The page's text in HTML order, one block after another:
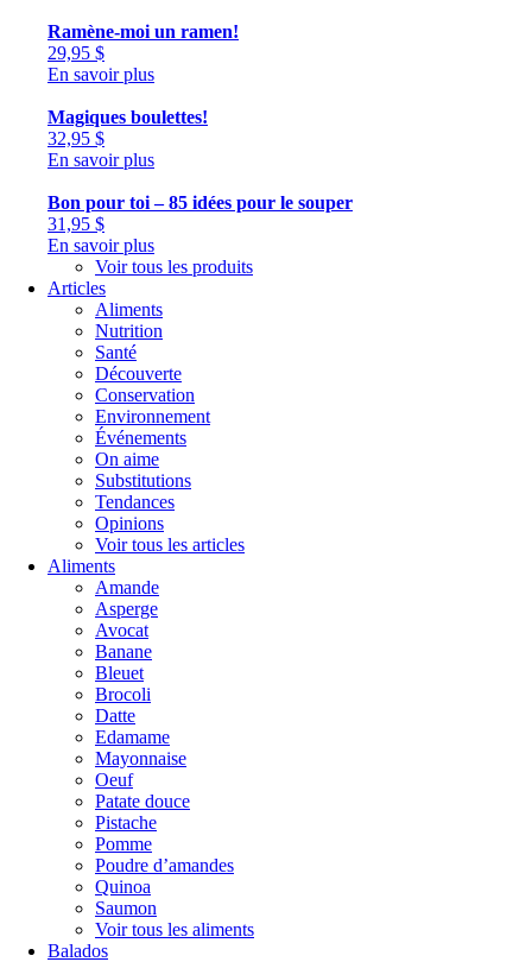
Ramène-moi un ramen!
29,95 $
En savoir plus
Magiques boulettes!
32,95 $
En savoir plus
Bon pour toi – 85 idées pour le souper
31,95 $
En savoir plus
Voir tous les produits
Articles
Aliments
Nutrition
Santé
Découverte
Conservation
Environnement
Événements
On aime
Substitutions
Tendances
Opinions
Voir tous les articles
Aliments
Amande
Asperge
Avocat
Banane
Bleuet
Brocoli
Datte
Edamame
Mayonnaise
Oeuf
Patate douce
Pistache
Pomme
Poudre d’amandes
Quinoa
Saumon
Voir tous les aliments
Balados